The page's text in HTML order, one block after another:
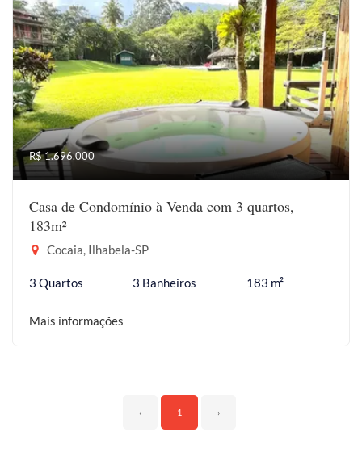
R$ 1.696.000
Casa de Condomínio à Venda com 3 quartos,
183m²
Cocaia, Ilhabela-SP
3 Quartos 3 Banheiros 183 m²
Mais informações
‹ 1 ›